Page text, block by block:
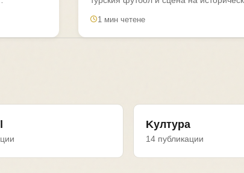
1 мин четене
Kултура
14 публикации